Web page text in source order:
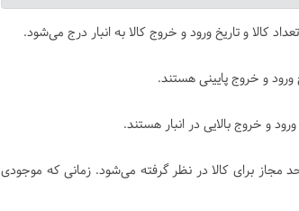
کالا و تاریخ ورود و خروج کالا به انبار درج می‌شود.
و خروج پایینی هستند.
و خروج بالایی در انبار هستند.
مجاز برای کالا در نظر گرفته می‌شود. زمانی که موجودی